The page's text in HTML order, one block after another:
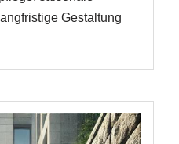
Gestaltung